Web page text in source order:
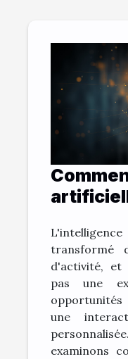
de
transformé
d'activité, et
pas une
une
examinons